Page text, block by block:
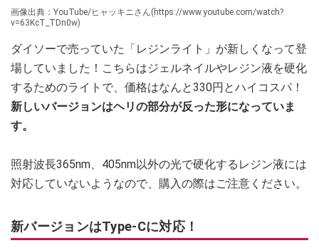
画像出典：YouTube/ヒャッキニさん(https://www.youtube.com/watch?
v=63KcT_TDn0w)
ダイソーで売っていた「レジンライト」が新しくなって登
場していました！こちらはジェルネイルやレジン液を硬化
するためのライトで、価格はなんと330円とハイコスパ！
新しいバージョンはヘリの部分が反った形になっていま
す。
照射波長365nm、405nm以外の光で硬化するレジン液には
対応していないようなので、購入の際はご注意ください。
新バージョンはType-Cに対応！